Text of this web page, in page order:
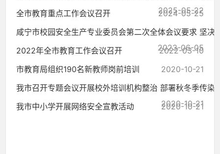
2025-05-22
全市教育重点工作会议召开
2024-05-25
咸宁市校园安全生产专业委员会第二次全体会议要求 坚决
2023-06-05
2022年全市教育工作会议召开
2022-03-10
市教育局组织190名新教师岗前培训
2020-10-21
我市召开专题会议开展校外培训机构整治 部署秋冬季传染
2020-10-21
我市中小学开展网络安全宣教活动 2020-10-21